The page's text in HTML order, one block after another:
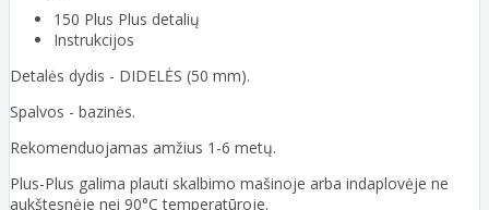
150 Plus Plus detalių
Instrukcijos
Detalės dydis - DIDELĖS (50 mm).
Spalvos - bazinės.
Rekomenduojamas amžius 1-6 metų.
Plus-Plus galima plauti skalbimo mašinoje arba indaplovėje ne
aukštesnėje nei 90°C temperatūroje.